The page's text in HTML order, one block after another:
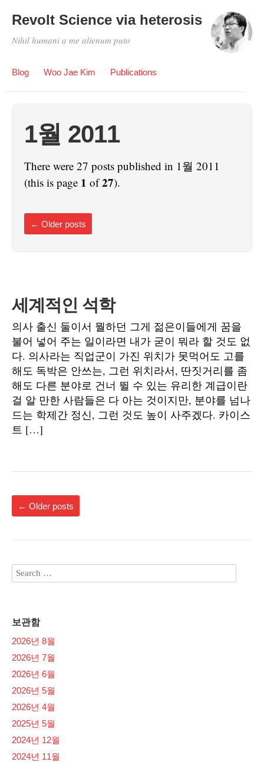
Revolt Science via heterosis
Nihil humani a me alienum puto
Blog Woo Jae Kim Publications
1월 2011
There were 27 posts published in 1월 2011
(this is page 1 of27).
← Older posts
세계적인 석학
의사 출신 둘이서 뭘하던 그게 젊은이들에게 꿈을
불어 넣어 주는 일이라면 내가 굳이 뭐라 할 것도 없
다. 의사라는 직업군이 가진 위치가 못먹어도 고를
해도 독박은 안쓰는, 그런 위치라서, 딴짓거리를 좀
해도 다른 분야로 건너 뛸 수 있는 유리한 계급이란
걸 알 만한 사람들은 다 아는 것이지만, 분야를 넘나
드는 학제간 정신, 그런 것도 높이 사주겠다. 카이스
트 […]
← Older posts
보관함
2026년 8월
2026년 7월
2026년 6월
2026년 5월
2026년 4월
2025년 5월
2024년 12월
2024년 11월